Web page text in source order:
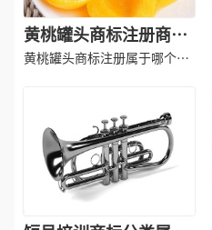
黄桃罐头商标注册商标
分类属于第几类-罐头食
黄桃罐头商标注册属于哪个类